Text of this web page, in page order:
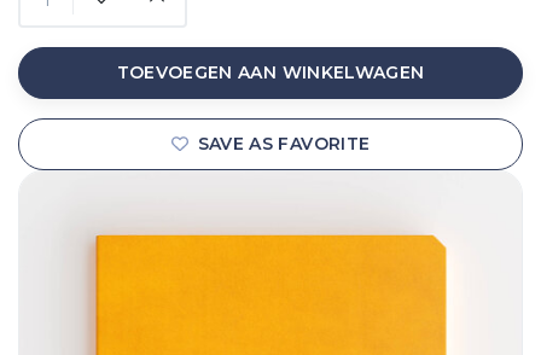
TOEVOEGEN AAN WINKELWAGEN
SAVE AS FAVORITE